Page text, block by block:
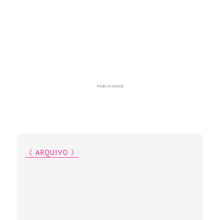
PUBLICIDADE
《 ARQUIVO 》